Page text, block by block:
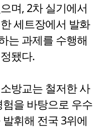
며, 2차 실기에서
세트장에서 발화
는 과제를 수행해
됐다.
방교는 철저한 사
을 바탕으로 우수
휘해 전국 3위에